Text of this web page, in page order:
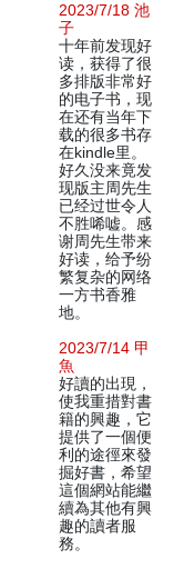
2023/7/18 池
子
十年前发现好
读，获得了很
多排版非常好
的电子书，现
在还有当年下
载的很多书存
在kindle里。
好久没来竟发
现版主周先生
已经过世令人
不胜唏嘘。感
谢周先生带来
好读，给予纷
繁复杂的网络
一方书香雅
地。
2023/7/14 甲
魚
好讀的出現，
使我重措對書
籍的興趣，它
提供了一個便
利的途徑來發
掘好書，希望
這個網站能繼
續為其他有興
趣的讀者服
務。